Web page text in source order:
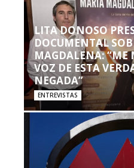
LITA DONOSO
DOCUMENTAL
MAGDALENA: “ME
VOZ DE ESTA
NEGADA”
ENTREVISTAS